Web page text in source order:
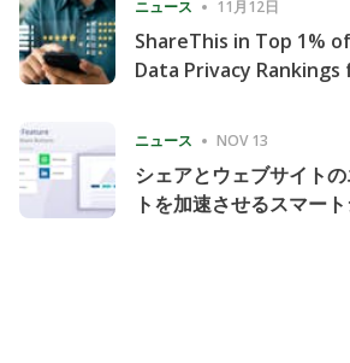
ニュース 11月12日
ShareThis in Top 1%
Data Privacy
ニュース NOV 13
シェアとウェブサイト
トを加速させるスマー